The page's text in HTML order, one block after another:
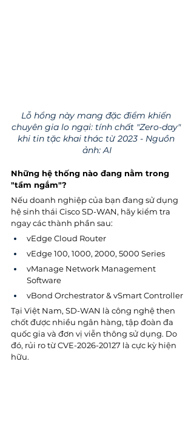
Lỗ hổng này mang đặc điểm khiến
chuyên gia lo ngại: tính chất "Zero-day"
khi tin tặc khai thác từ 2023 - Nguồn
ảnh: AI
Những hệ thống nào đang nằm trong
"tầm ngắm"?
Nếu doanh nghiệp của bạn đang sử dụng
hệ sinh thái Cisco SD-WAN, hãy kiểm tra
ngay các thành phần sau:
vEdge Cloud Router
vEdge 100, 1000, 2000, 5000 Series
vManage Network Management
Software
vBond Orchestrator & vSmart Controller
Tại Việt Nam, SD-WAN là công nghệ then
chốt được nhiều ngân hàng, tập đoàn đa
quốc gia và đơn vị viễn thông sử dụng. Do
đó, rủi ro từ CVE-2026-20127 là cực kỳ hiện
hữu.